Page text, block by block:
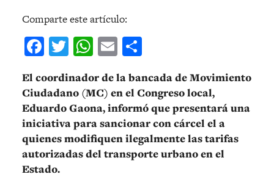
Comparte este artículo:
Facebook
Twitter
WhatsApp
Email
El coordinador de la bancada de Movimiento
Ciudadano (MC) en el Congreso local,
Eduardo Gaona, informó que presentará una
iniciativa para sancionar con cárcel el a
quienes modifiquen ilegalmente las tarifas
autorizadas del transporte urbano en el
Estado.